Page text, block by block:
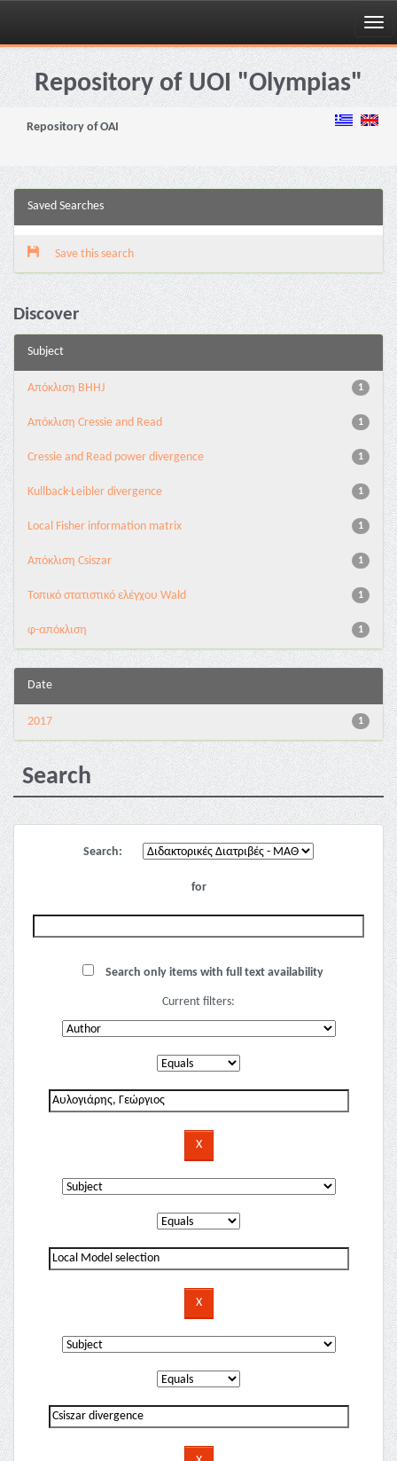
Skip
navigationRepository of UOI "Olympias"
Repository of OAI
Saved Searches
Save this search
Discover
Subject
1
Aπόκλιση BHHJ
1
Aπόκλιση Cressie and Read
1
Cressie and Read power divergence
1
Kullback-Leibler divergence
1
Local Fisher information matrix
1
Απόκλιση Csiszar
1
Τοπικό στατιστικό ελέγχου Wald
1
φ-απόκλιση
Date
1
2017
Search
Search:
for
Search only items with full text availability
Current filters: